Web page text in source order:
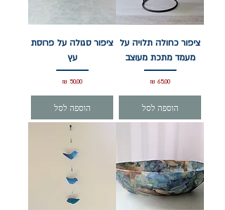
ציפור כחולה תלויה על
מעמד מתכת מעוצב
מחיר
הוספה לסל
ציפור סגולה על פרוסת
עץ
מחיר
הוספה לסל